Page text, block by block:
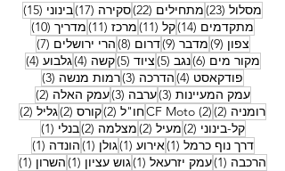
מסלול (23) 23 פוסטים
מתחילים (22) 22 פוסטים
סקירה (17) 17 פוסטים
בינוני (15)
15 פוסטים
מתקדמים (14) 14 פוסטים
קל (11) 11 פוסטים
מרכז (11) 11 פוסטים
מדריך (10)
10 פוסטים
צפון (9) 9 פוסטיםמדבר (9) 9 פוסטיםדרום (8) 8 פוסטיםהרי ירושלים (7) 7 פוסטים
מקור מים (6) 6 פוסטיםנגב (5) 5 פוסטיםציוד (5) 5 פוסטיםקשה (4) 4 פוסטיםגלבוע (4) 4 פוסטים
פודקאסט (4) 4 פוסטיםהדרכה (3) 3 פוסטיםרמות מנשה (3) 3 פוסטים
עמק המעיינות (3) 3 פוסטיםערבה (3) 3 פוסטיםעמק האלה (2) 2 פוסטים
רומניה (2) 2 פוסטים CF Moto (2) 2 פוסטיםחו"ל (2) 2 פוסטיםקורס (2) 2 פוסטיםגליל (2) 2 פוסטים
קל-בינוני (2) 2 פוסטיםמעיל (2) 2 פוסטיםמצלמה (2) 2 פוסטיםבנלי (1) פוסט 1
דרך נוף כרמל (1) פוסט 1
אירוע (1) פוסט 1
גולן (1) פוסט 1
הונדה (1) פוסט 1
הרכבה (1) פוסט 1
עמק יזרעאל (1) פוסט 1
גוש עציון (1) פוסט 1
השרון (1)